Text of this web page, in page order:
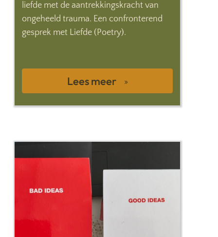
liefde met de aantrekkingskracht van
ongeheeld trauma. Een confronterend
gesprek met Liefde (Poetry).
Lees meer